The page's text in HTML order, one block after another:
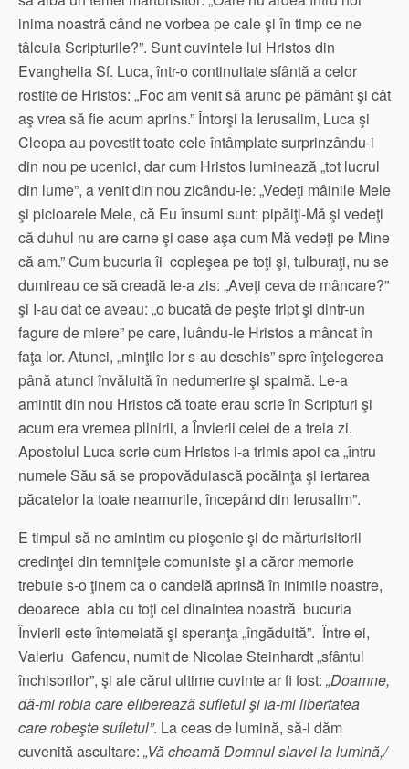
inima noastră când ne vorbea pe cale şi în timp ce ne
tâlcuia Scripturile?”. Sunt cuvintele lui Hristos din
Evanghelia Sf. Luca, într-o continuitate sfântă a celor
rostite de Hristos: „Foc am venit să arunc pe pământ şi cât
aş vrea să fie acum aprins.” Întorşi la Ierusalim, Luca şi
Cleopa au povestit toate cele întâmplate surprinzându-i
din nou pe ucenici, dar cum Hristos luminează „tot lucrul
din lume”, a venit din nou zicându-le: „Vedeţi mâinile Mele
şi picioarele Mele, că Eu însumi sunt; pipăiţi-Mă şi vedeţi
că duhul nu are carne şi oase aşa cum Mă vedeţi pe Mine
că am.” Cum bucuria îi copleşea pe toţi şi, tulburaţi, nu se
dumireau ce să creadă le-a zis: „Aveţi ceva de mâncare?”
şi I-au dat ce aveau: „o bucată de peşte fript şi dintr-un
fagure de miere” pe care, luându-le Hristos a mâncat în
faţa lor. Atunci, „minţile lor s-au deschis” spre înţelegerea
până atunci învăluită în nedumerire şi spaimă. Le-a
amintit din nou Hristos că toate erau scrie în Scripturi şi
acum era vremea plinirii, a Învierii celei de a treia zi.
Apostolul Luca scrie cum Hristos i-a trimis apoi ca „întru
numele Său să se propovăduiască pocăinţa şi iertarea
păcatelor la toate neamurile, începând din Ierusalim”.
E timpul să ne amintim cu pioşenie şi de mărturisitorii
credinţei din temniţele comuniste şi a căror memorie
trebuie s-o ţinem ca o candelă aprinsă în inimile noastre,
deoarece abia cu toţi cei dinaintea noastră bucuria
Învierii este întemeiată şi speranţa „îngăduită”. Între ei,
Valeriu Gafencu, numit de Nicolae Steinhardt „sfântul
închisorilor”, şi ale cărui ultime cuvinte ar fi fost: „Doamne,
dă-mi robia care eliberează sufletul şi ia-mi libertatea
care robeşte sufletul”. La ceas de lumină, să-i dăm
cuvenită ascultare: „Vă cheamă Domnul slavei la lumină,/